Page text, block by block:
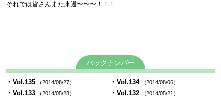
それでは皆さんまた来週〜〜〜！！！
バックナンバー
・Vol.135 （2014/08/27） ・Vol.134 （2014/08/06）
・Vol.133 （2014/05/28） ・Vol.132 （2014/05/21）